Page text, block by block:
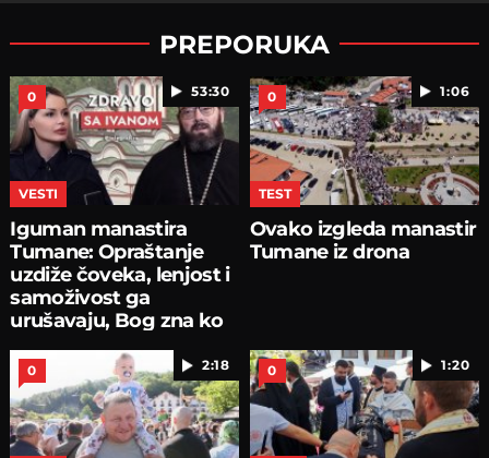
PREPORUKA
53:30
0
VESTI
Iguman manastira
Tumane: Opraštanje
uzdiže čoveka, lenjost i
samoživost ga
urušavaju, Bog zna ko
1:06
0
TEST
Ovako izgleda manastir
Tumane iz drona
2:18
0 1:20
0